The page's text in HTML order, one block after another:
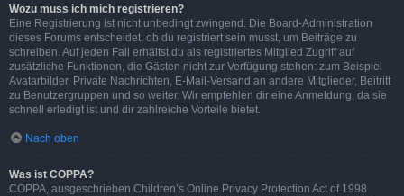
Wozu muss ich mich registrieren?
Eine Registrierung ist nicht unbedingt zwingend. Die Board-Administration
dieses Forums entscheidet, ob du registriert sein musst, um Beiträge zu
schreiben. Auf jeden Fall erhältst du als registriertes Mitglied Zugriff auf
zusätzliche Funktionen, die Gästen nicht zur Verfügung stehen: zum Beispiel
Avatarbilder, Private Nachrichten, E-Mail-Versand an andere Mitglieder, Beitritt
zu Benutzergruppen und so weiter. Wir empfehlen dir eine Anmeldung, da sie
schnell erledigt ist und dir zahlreiche Vorteile bietet.
Nach oben
Was ist COPPA?
COPPA, ausgeschrieben Children’s Online Privacy Protection Act of 1998